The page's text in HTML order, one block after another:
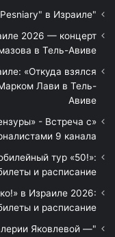
"Песняры — Pesniary" в Израиле
2026 — концерт
в Тель-Авиве
«Откуда взялся
Лави в Тель-
Авиве
- Встреча с
9 канала
тур «50!»:
и расписание
в Израиле 2026:
и расписание
Яковлевой —